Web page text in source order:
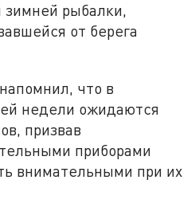
рыбалки,
от берега
что в
недели ожидаются
призвав
приборами
внимательными при их